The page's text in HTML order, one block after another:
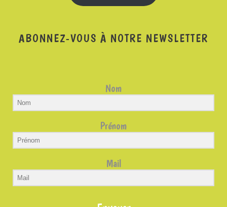
ABONNEZ-VOUS À NOTRE NEWSLETTER
Nom
Prénom
Mail